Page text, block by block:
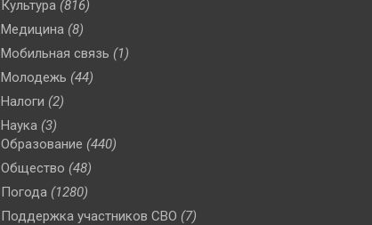
Культура (816)
Медицина (8)
Мобильная связь (1)
Молодежь (44)
Налоги (2)
Наука (3)
Образование (440)
Общество (48)
Погода (1280)
Поддержка участников СВО (7)